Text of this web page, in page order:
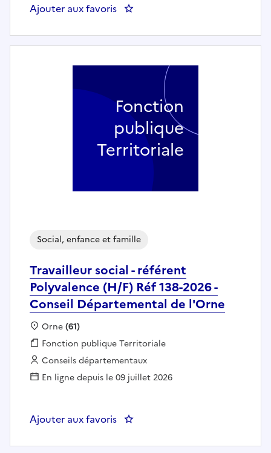
Ajouter aux favoris : Assistant Socio Educatif (h/f)
Travailleur social - référent
Polyvalence (H/F) Réf 138-2026 -
Conseil Départemental de l'Orne
Social, enfance et famille
Localisation :
Orne(61)
Fonction publique :
Fonction publique Territoriale
Employeur :
Conseils départementaux
En ligne depuis le 09 juillet 2026
Ajouter aux favoris
Fonction
publique
Territoriale